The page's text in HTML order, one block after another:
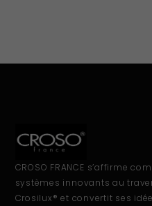
CROSO FRANCE s’affirme
systèmes innovants au
Crosilux® et convertit ses